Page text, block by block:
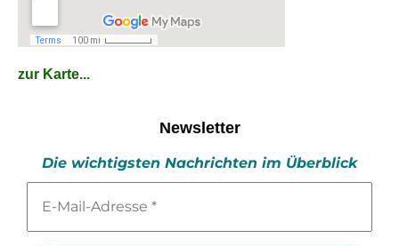
zur Karte...
Newsletter
Die wichtigsten Nachrichten im Überblick
Mail-
*